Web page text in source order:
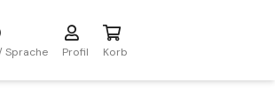
Sprache Profil Korb